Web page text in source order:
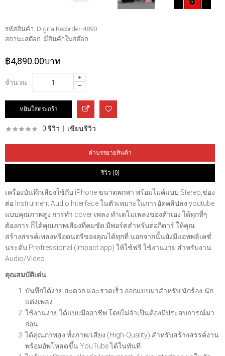
รหัสสินค้า: DigitalRecorder-4890
สถานะสต๊อก: มีสินค้าในสต๊อก
฿4,890.00บาท
จำนวน
0 รีวิว เขียนรีวิว
คำบรรยายสินค้า
รีวิว (0)
เครื่องบันทึกเสียงใช้กับ iPhone ขนาดพกพา พร้อมไมค์แบบ Stereo,ช่อง
ต่อ Instrument,Audio Interface ในตัวเหมาะในการอัดคลิปลง youtube
แบบคุณภาพสูง การทำ cover เพลง ทำเดโม่เพลงของตัวเอง ได้ทุกที่ๆ
ต้องการ ก็ได้คุณภาพเสียงที่คมชัด มีพอร์ตสำหรับต่อกีตาร์ ให้คุณ
สร้างสรรค์เพลงหรือดนตรีของคุณได้ทุกที่ นอกจากนั้นยังมีแอพพลิเคชั่
นระดับ Profressional (Impact app) ให้ใช้ฟรี ใช้งานง่าย สำหรับงาน
Audio/Video
คุณสมบัติเด่น
บันทึกได้ง่าย สะดวก และรวดเร็ว ออกแบบมาสำหรับ นักร้อง-นัก
แต่งเพลง
ใช้งานง่าย ได้แบบมืออาชีพ โดยไม่จำเป็นต้องมีประสบการณ์มา
ก่อน
ได้คุณภาพสูง ทั้งภาพ/เสียง (High-Quality) สำหรับสร้างสรรค์งาน
พร้อมอัพโหลดขึ้น YouTube ได้ในทันที